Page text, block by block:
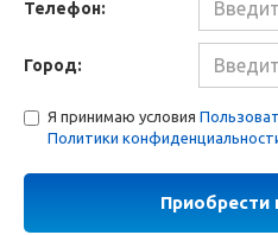
Телефон:
Город:
Я принимаю условия
Политики